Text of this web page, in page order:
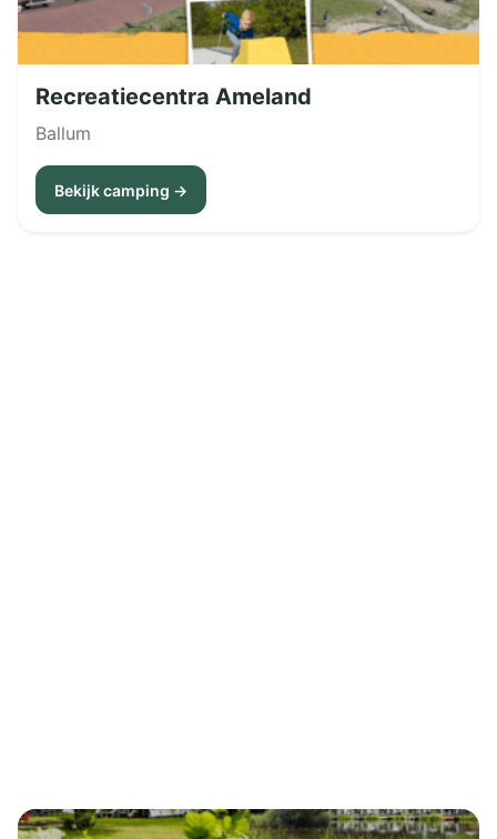
Recreatiecentra Ameland
Ballum
Bekijk camping →